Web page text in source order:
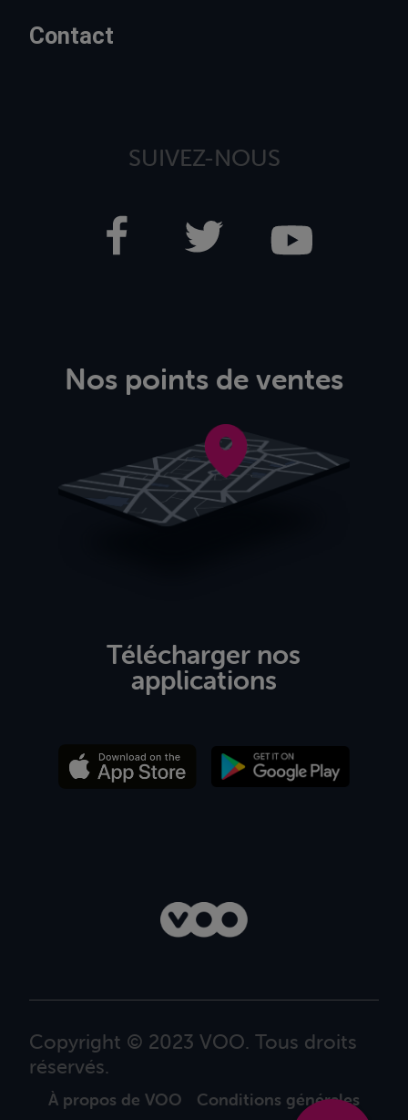
Contact
SUIVEZ-NOUS
Nos points de ventes
Télécharger nos
applications
Copyright © 2023 VOO. Tous droits
réservés.
À propos de VOO Conditions générales